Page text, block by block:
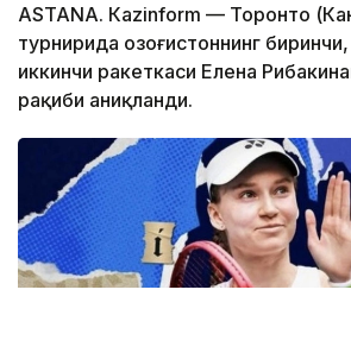
ASTANА. Кazinform — Торонто
турнирида Қозоғистоннинг
иккинчи ракеткаси Елена
рақиби аниқланди.